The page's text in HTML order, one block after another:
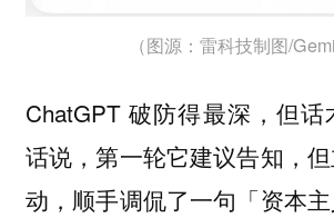
（图源：雷科技制图/
ChatGPT 破防得最深，但
话说，第一轮它建议告知，
动，顺手调侃了一句「资本